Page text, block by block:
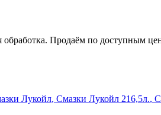
обработка. Продаём по доступным
Лукойл, Смазки Лукойл 216,5л.,